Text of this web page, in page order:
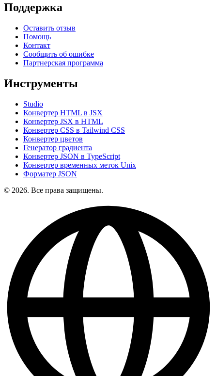
Поддержка
Оставить отзыв
Помощь
Контакт
Сообщить об ошибке
Партнерская программа
Инструменты
Studio
Конвертер HTML в JSX
Конвертер JSX в HTML
Конвертер CSS в Tailwind CSS
Конвертер цветов
Генератор градиента
Конвертер JSON в TypeScript
Конвертер временных меток Unix
Форматер JSON
© 2026. Все права защищены.